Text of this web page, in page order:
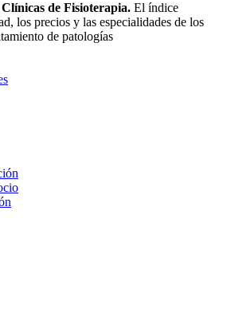
de Fisioterapia. El índice
los precios y las especialidades de los
de patologías